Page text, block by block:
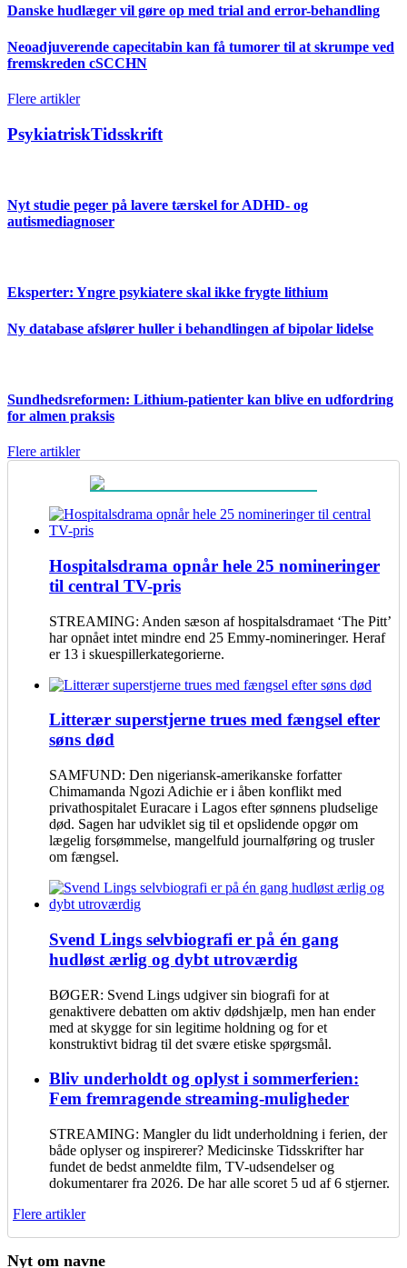
Danske hudlæger vil gøre op med trial and error-behandling
Neoadjuverende capecitabin kan få tumorer til at skrumpe ved
fremskreden cSCCHN
Flere artikler
PsykiatriskTidsskrift
Nyt studie peger på lavere tærskel for ADHD- og
autismediagnoser
Eksperter: Yngre psykiatere skal ikke frygte lithium
Ny database afslører huller i behandlingen af bipolar lidelse
Sundhedsreformen: Lithium-patienter kan blive en udfordring
for almen praksis
Flere artikler
Hospitalsdrama opnår hele 25 nomineringer
til central TV-pris
STREAMING: Anden sæson af hospitalsdramaet ‘The Pitt’
har opnået intet mindre end 25 Emmy-nomineringer. Heraf
er 13 i skuespillerkategorierne.
Litterær superstjerne trues med fængsel efter
søns død
SAMFUND: Den nigeriansk-amerikanske forfatter
Chimamanda Ngozi Adichie er i åben konflikt med
privathospitalet Euracare i Lagos efter sønnens pludselige
død. Sagen har udviklet sig til et opslidende opgør om
lægelig forsømmelse, mangelfuld journalføring og trusler
om fængsel.
Svend Lings selvbiografi er på én gang
hudløst ærlig og dybt utroværdig
BØGER: Svend Lings udgiver sin biografi for at
genaktivere debatten om aktiv dødshjælp, men han ender
med at skygge for sin legitime holdning og for et
konstruktivt bidrag til det svære etiske spørgsmål.
Bliv underholdt og oplyst i sommerferien:
Fem fremragende streaming-muligheder
STREAMING: Mangler du lidt underholdning i ferien, der
både oplyser og inspirerer? Medicinske Tidsskrifter har
fundet de bedst anmeldte film, TV-udsendelser og
dokumentarer fra 2026. De har alle scoret 5 ud af 6 stjerner.
Flere artikler
Nyt om navne